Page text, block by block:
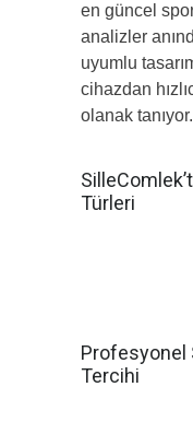
en güncel
analizler
uyumlu
cihazdan
olanak tanıyor.
Türleri
Profesyonel
Tercihi